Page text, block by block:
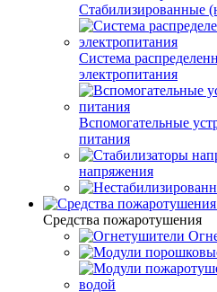
Стабилизированные
Система
электропитания
Вспомогательные
питания
напряжения
Средства пожаротушения